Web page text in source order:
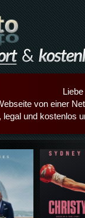
von einer
legal und kostenlos